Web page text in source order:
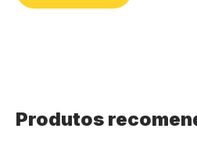
Produtos